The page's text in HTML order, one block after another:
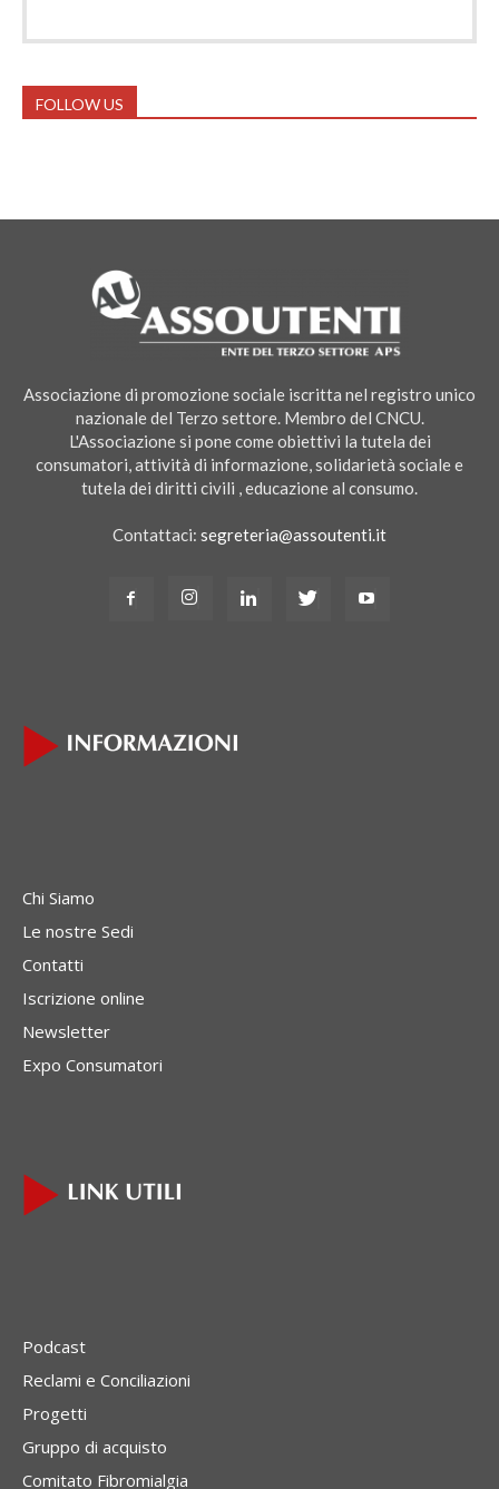
FOLLOW US
Associazione di promozione sociale iscritta nel registro unico
nazionale del Terzo settore. Membro del CNCU.
L'Associazione si pone come obiettivi la tutela dei
consumatori, attività di informazione, solidarietà sociale e
tutela dei diritti civili , educazione al consumo.
Contattaci: segreteria@assoutenti.it
Chi Siamo
Le nostre Sedi
Contatti
Iscrizione online
Newsletter
Expo Consumatori
Podcast
Reclami e Conciliazioni
Progetti
Gruppo di acquisto
Comitato Fibromialgia